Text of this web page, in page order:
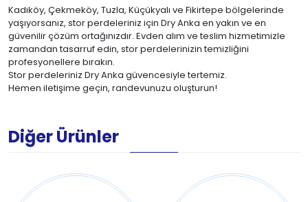
Kadıköy, Çekmeköy, Tuzla, Küçükyalı ve Fikirtepe bölgelerinde
yaşıyorsanız, stor perdeleriniz için Dry Anka en yakın ve en
güvenilir çözüm ortağınızdır. Evden alım ve teslim hizmetimizle
zamandan tasarruf edin, stor perdelerinizin temizliğini
profesyonellere bırakın.
Stor perdeleriniz Dry Anka güvencesiyle tertemiz.
Hemen iletişime geçin, randevunuzu oluşturun!
Diğer Ürünler